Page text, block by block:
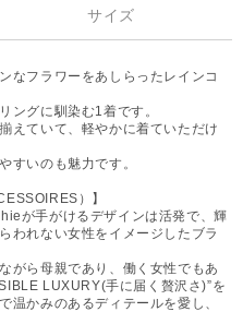
サイズ
なフラワーをあしらったレインコ
ングに馴染む1着です。
えていて、軽やかに着ていただけ
すいのも魅力です。
）】
が手がけるデザインは活発で、輝
われない女性をイメージしたブラ
がら母親であり、働く女性でもあ
LUXURY(手に届く贅沢さ)”を
温かみのあるディテールを愛し、